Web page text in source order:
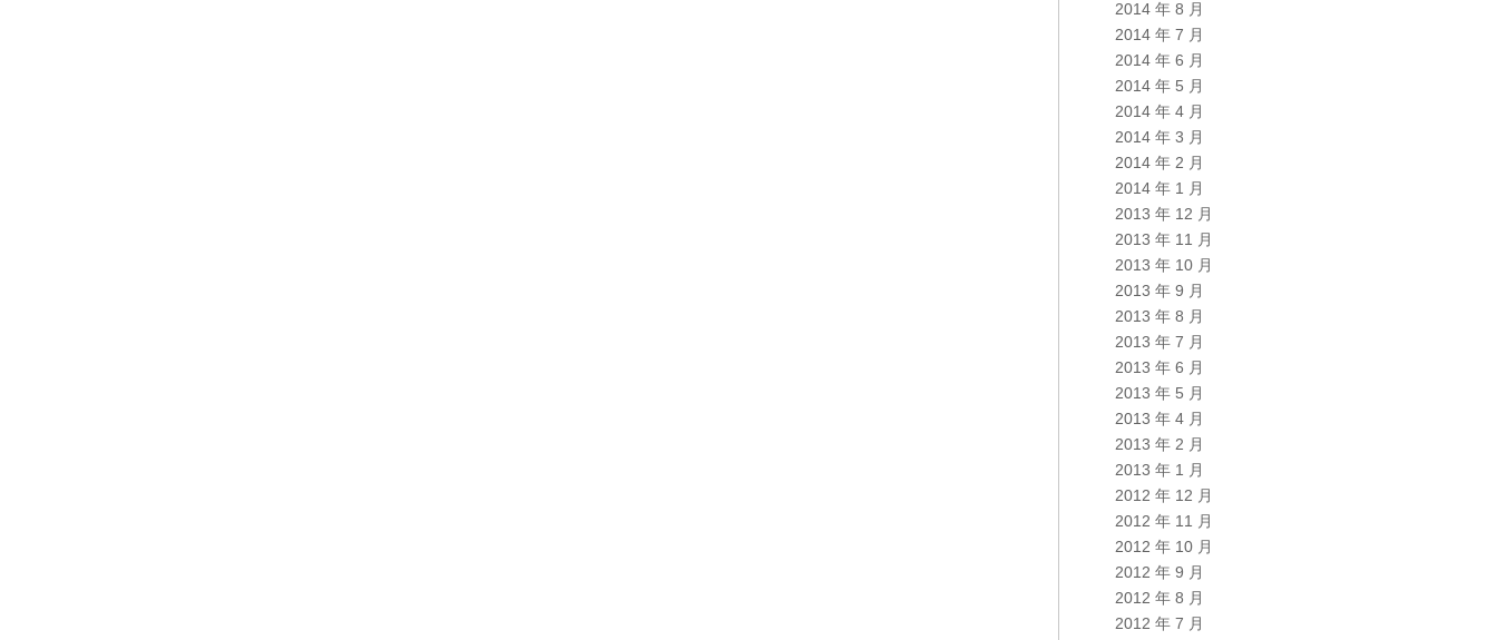
2014 年 8 月
2014 年 7 月
2014 年 6 月
2014 年 5 月
2014 年 4 月
2014 年 3 月
2014 年 2 月
2014 年 1 月
2013 年 12 月
2013 年 11 月
2013 年 10 月
2013 年 9 月
2013 年 8 月
2013 年 7 月
2013 年 6 月
2013 年 5 月
2013 年 4 月
2013 年 2 月
2013 年 1 月
2012 年 12 月
2012 年 11 月
2012 年 10 月
2012 年 9 月
2012 年 8 月
2012 年 7 月